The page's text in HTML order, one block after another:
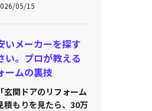
05/15
いメーカーを探す
い。プロが教える
ームの裏技
「玄関ドアのリフォーム
積もりを見たら、30万